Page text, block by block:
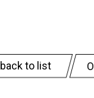
back to list